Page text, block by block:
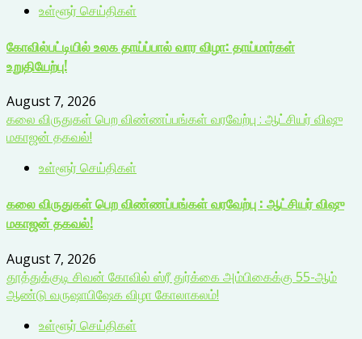
உள்ளூர் செய்திகள்
கோவில்பட்டியில் உலக தாய்ப்பால் வார விழா: தாய்மார்கள்
உறுதியேற்பு!
August 7, 2026
கலை விருதுகள் பெற விண்ணப்பங்கள் வரவேற்பு : ஆட்சியர் விஷு
மகாஜன் தகவல்!
உள்ளூர் செய்திகள்
கலை விருதுகள் பெற விண்ணப்பங்கள் வரவேற்பு : ஆட்சியர் விஷு
மகாஜன் தகவல்!
August 7, 2026
தூத்துக்குடி சிவன் கோவில் ஸ்ரீ துர்க்கை அம்பிகைக்கு 55-ஆம்
ஆண்டு வருஷாபிஷேக விழா கோலாகலம்!
உள்ளூர் செய்திகள்